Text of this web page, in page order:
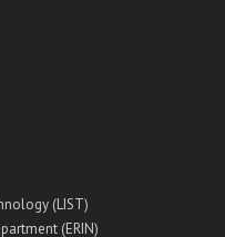
(LIST)
(ERIN)